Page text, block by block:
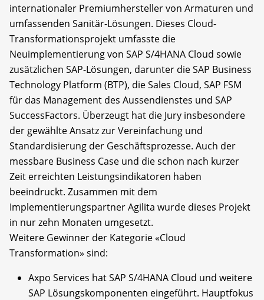
internationaler Premiumhersteller von Armaturen und
umfassenden Sanitär-Lösungen. Dieses Cloud-
Transformationsprojekt umfasste die
Neuimplementierung von SAP S/4HANA Cloud sowie
zusätzlichen SAP-Lösungen, darunter die SAP Business
Technology Platform (BTP), die Sales Cloud, SAP FSM
für das Management des Aussendienstes und SAP
SuccessFactors. Überzeugt hat die Jury insbesondere
der gewählte Ansatz zur Vereinfachung und
Standardisierung der Geschäftsprozesse. Auch der
messbare Business Case und die schon nach kurzer
Zeit erreichten Leistungsindikatoren haben
beeindruckt. Zusammen mit dem
Implementierungspartner Agilita wurde dieses Projekt
in nur zehn Monaten umgesetzt.
Weitere Gewinner der Kategorie «Cloud
Transformation» sind:
Axpo Services hat SAP S/4HANA Cloud und weitere
SAP Lösungskomponenten eingeführt. Hauptfokus